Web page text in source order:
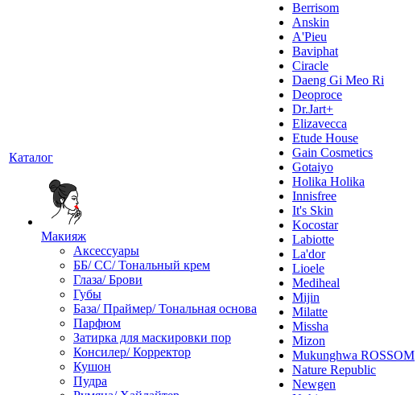
Каталог
Макияж
Аксессуары
ББ/ СС/ Тональный крем
Глаза/ Брови
Губы
База/ Праймер/ Тональная основа
Парфюм
Затирка для маскировки пор
Консилер/ Корректор
Кушон
Пудра
Berrisom
Anskin
A'Pieu
Baviphat
Ciracle
Daeng Gi Meo Ri
Deoproce
Dr.Jart+
Elizavecca
Etude House
Gain Cosmetics
Gotaiyo
Holika Holika
Innisfree
It's Skin
Kocostar
Labiotte
La'dor
Lioele
Mediheal
Mijin
Milatte
Missha
Mizon
Mukunghwa ROSSOM
Nature Republic
Newgen